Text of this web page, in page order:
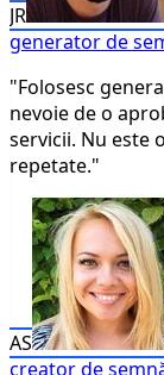
JR
generator de
"Folosesc
nevoie de o
servicii. Nu este
repetate."
AS
creator de